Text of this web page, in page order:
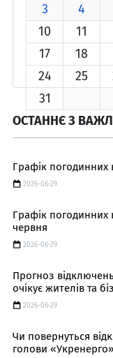
3
4
10
11
17
18
24
25
31
ОСТАННЄ З
Графік погодинних
2026-06-29
Графік погодинних
червня
2026-06-29
Прогноз
очікує жителів та
2026-06-29
Чи повернуться
голови «Укренерго»